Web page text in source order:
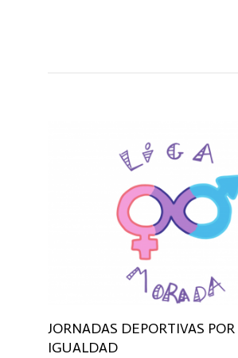
JORNADAS DEPORTIVAS POR
IGUALDAD